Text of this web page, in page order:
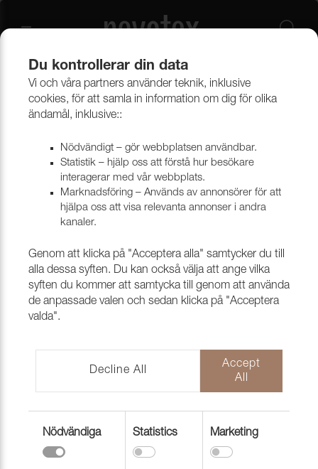
Beklädnadsmaterial Möbeltyger Alla möbeltyger
Tyg Barok Medallion 401 Marrone
chiaro
Du kontrollerar din data
Vi och våra partners använder teknik, inklusive
cookies, för att samla in information om dig för olika
ändamål, inklusive::
Nödvändigt – gör webbplatsen användbar.
Statistik – hjälp oss att förstå hur besökare
interagerar med vår webbplats.
Marknadsföring – Används av annonsörer för att
hjälpa oss att visa relevanta annonser i andra
kanaler.
Genom att klicka på "Acceptera alla" samtycker du till
alla dessa syften. Du kan också välja att ange vilka
syften du kommer att samtycka till genom att använda
de anpassade valen och sedan klicka på "Acceptera
valda".
Decline All
Accept
All
Nödvändiga Statistics Marketing